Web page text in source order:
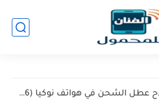
إصلاح عطل الشحن في هواتف نوكيا (Nokia 105 / 106)...